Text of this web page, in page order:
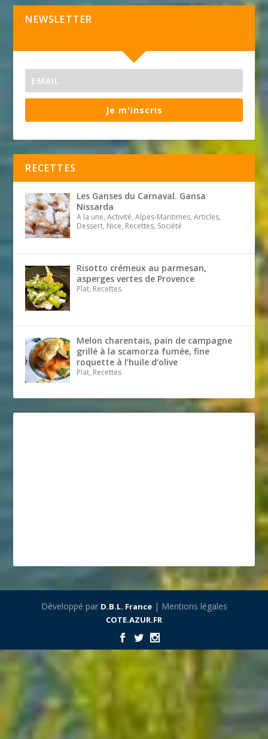
NEWSLETTER
Je m'inscris
RECETTES
Les Ganses du Carnaval. Gansa
Nissarda
A la une, Activité, Alpes-Maritimes, Articles,
Dessert, Nice, Recettes, Société
Risotto crémeux au parmesan,
asperges vertes de Provence
Plat, Recettes
Melon charentais, pain de campagne
grillé à la scamorza fumée, fine
roquette à l’huile d’olive
Plat, Recettes
Développé par D.B.L. France| Mentions légales
COTE.AZUR.FR